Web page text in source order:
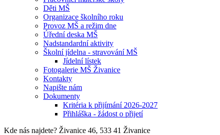
Děti MŠ
Organizace školního roku
Provoz MŠ a režim dne
Úřední deska MŠ
Nadstandardní aktivity
Školní jídelna - stravování MŠ
Jídelní lístek
Fotogalerie MŠ Živanice
Kontakty
Napište nám
Dokumenty
Kritéria k přijímání 2026-2027
Přihláška - žádost o přijetí
Kde nás najdete? Živanice 46, 533 41 Živanice